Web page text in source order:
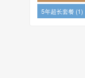
包1年 (1)
5年超长套餐 (1)